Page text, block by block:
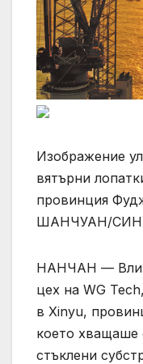
Изображение
вятърни
провинция
ШАНЧУАН/
НАНЧАН —
цех на WG
в Xinyu,
което хващаше
стъклени